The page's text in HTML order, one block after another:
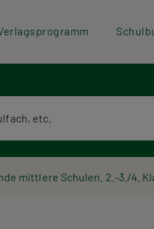
mittlere Schulen. 2.-3./4.